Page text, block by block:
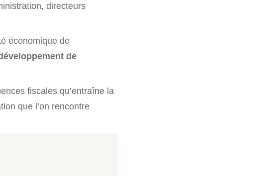
directeurs
économique de
de
fiscales qu’entraîne la
que l’on rencontre